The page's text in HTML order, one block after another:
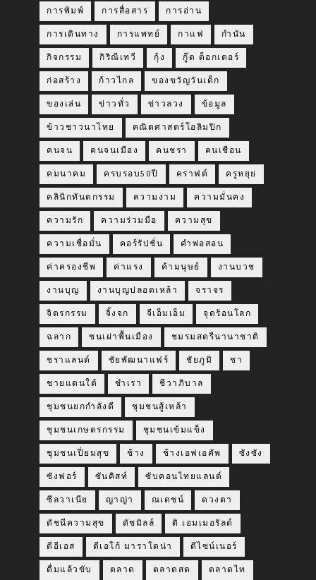
การพิมพ์ การสื่อสาร การอ่าน
การเดินทาง การแพทย์ กาแฟ กำนัน
กิจกรรม กิริณีเทวี กุ้ง กู๊ด ด็อกเตอร์
ก่อสร้าง ก้าวไกล ของขวัญวันเด็ก
ของเล่น ข่าวทั่ว ข่าวลวง ข้อมูล
ข้าวชาวนาไทย คณิตศาสตร์โอลิมปิก
คนจน คนจนเมือง คนชรา คนเชือน
คมนาคม ครบรอบ50ปี คราฟต์ ครูหยุย
คลินิกทันตกรรม ความงาม ความมั่นคง
ความรัก ความร่วมมือ ความสุข
ความเชื่อมั่น คอร์รัปชั่น คำพ่อสอน
ค่าครองชีพ ค่าแรง ค้ามนุษย์ งานบวช
งานบุญ งานบุญปลอดเหล้า จราจร
จิตรกรรม จิ้งจก จีเอ็มเอ็ม จุดร้อนโลก
ฉลาก ชนเผ่าพื้นเมือง ชมรมสตรีนานาชาติ
ชราแลนด์ ชัยพัฒนาแฟร์ ชัยภูมิ ชา
ชายแดนใต้ ชำเรา ชีวาภิบาล
ชุมชนยกกำลังดี ชุมชนสู้เหล้า
ชุมชนเกษตรกรรม ชุมชนเข้มแข็ง
ชุมชนเปี่ยมสุข ช้าง ช้างเอฟเอคัพ ซังซัง
ซังฟอร์ ซันคิสท์ ซับคอนไทยแลนด์
ซีลวาเนีย ญาญ่า ณเดชน์ ดวงตา
ดัชนีความสุข ดัชมิลล์ ดิ เอมเมอรัลด์
ดีอีเอส ดีเอโก้ มาราโดน่า ดีไซน์เนอร์
ดื่มแล้วขับ ตลาด ตลาดสด ตลาดไท